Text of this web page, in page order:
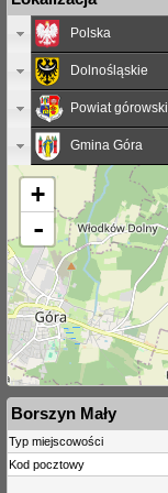
Polska
Dolnośląskie
Powiat górowski
Gmina Góra
+
-
Borszyn Mały
Typ miejscowości
Kod pocztowy